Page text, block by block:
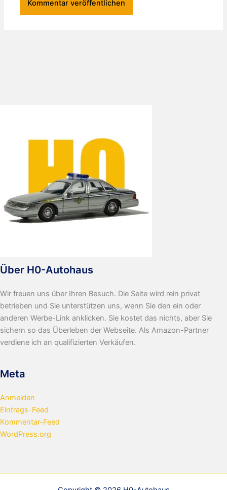
Über H0-Autohaus
Wir freuen uns über Ihren Besuch. Die Seite wird rein privat
betrieben und Sie unterstützen uns, wenn Sie den ein oder
anderen Werbe-Link anklicken. Sie kostet das nichts, aber Sie
sichern so das Überleben der Webseite. Als Amazon-Partner
verdiene ich an qualifizierten Verkäufen.
Meta
Anmelden
Eintrags-Feed
Kommentar-Feed
WordPress.org